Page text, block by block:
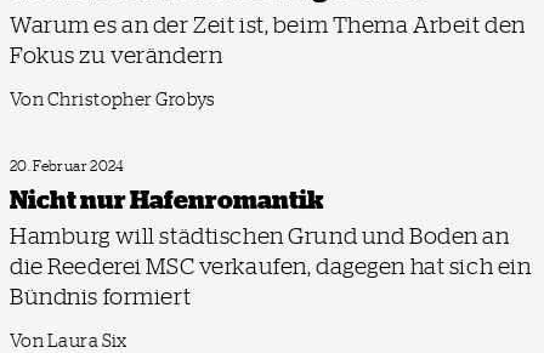
Warum es an der Zeit ist, beim Thema Arbeit den
Fokus zu verändern
Von Christopher Grobys
20. Februar 2024
Nicht nur Hafenromantik
Hamburg will städtischen Grund und Boden an
die Reederei MSC verkaufen, dagegen hat sich ein
Bündnis formiert
Von Laura Six